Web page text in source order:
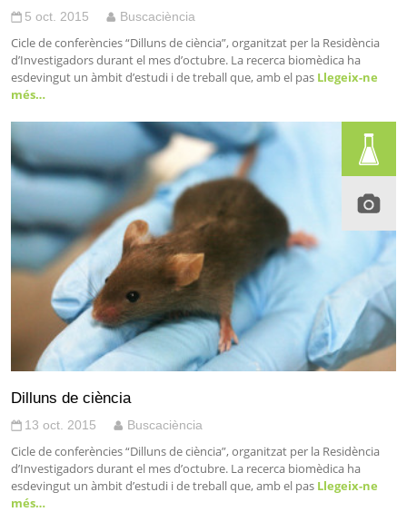
5 oct. 2015 Buscaciència
Cicle de conferències “Dilluns de ciència”, organitzat per la Residència
d’Investigadors durant el mes d’octubre. La recerca biomèdica ha
esdevingut un àmbit d’estudi i de treball que, amb el pas Llegeix-ne
més…
Dilluns de ciència
13 oct. 2015 Buscaciència
Cicle de conferències “Dilluns de ciència”, organitzat per la Residència
d’Investigadors durant el mes d’octubre. La recerca biomèdica ha
esdevingut un àmbit d’estudi i de treball que, amb el pas Llegeix-ne
més…